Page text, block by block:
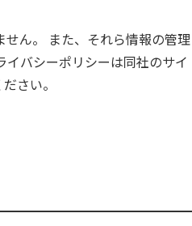
ん。 また、それら情報の管理
バシーポリシーは同社のサイ
さい。